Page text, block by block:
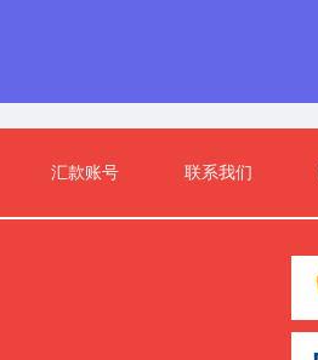
忘记密码？
汇款账号 联系我们